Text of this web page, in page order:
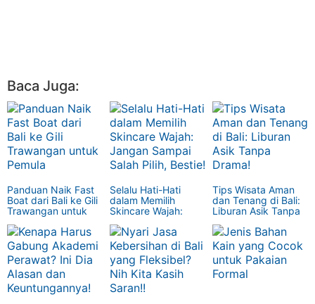
Baca Juga:
Panduan Naik Fast
Boat dari Bali ke Gili
Trawangan untuk
Selalu Hati-Hati
dalam Memilih
Skincare Wajah:
Salah Pilih, Bestie!
Tips Wisata Aman
dan Tenang di Bali:
Liburan Asik Tanpa